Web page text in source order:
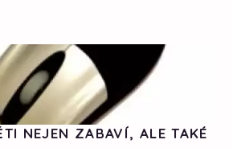
NEJEN ZABAVÍ, ALE TAKÉ